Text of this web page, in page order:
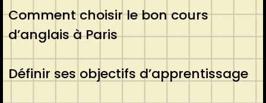
Comment choisir le bon cours
d’anglais à Paris
Définir ses objectifs d’apprentissage